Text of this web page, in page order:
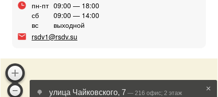
пн-пт 09:00 — 18:00
сб
09:00 — 14:00
вс
выходной
rsdv1@rsdv.su